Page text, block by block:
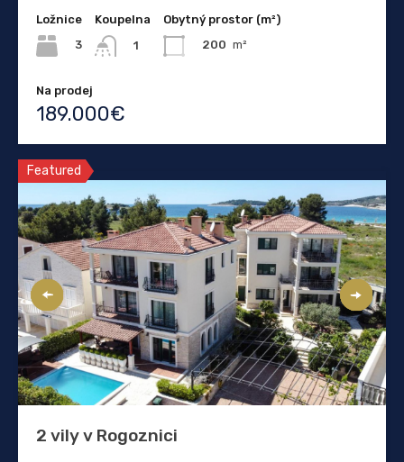
Ložnice
3
Koupelna
1
Obytný prostor (m²)
200 m²
Na prodej
189.000€
Featured
2 vily v Rogoznici